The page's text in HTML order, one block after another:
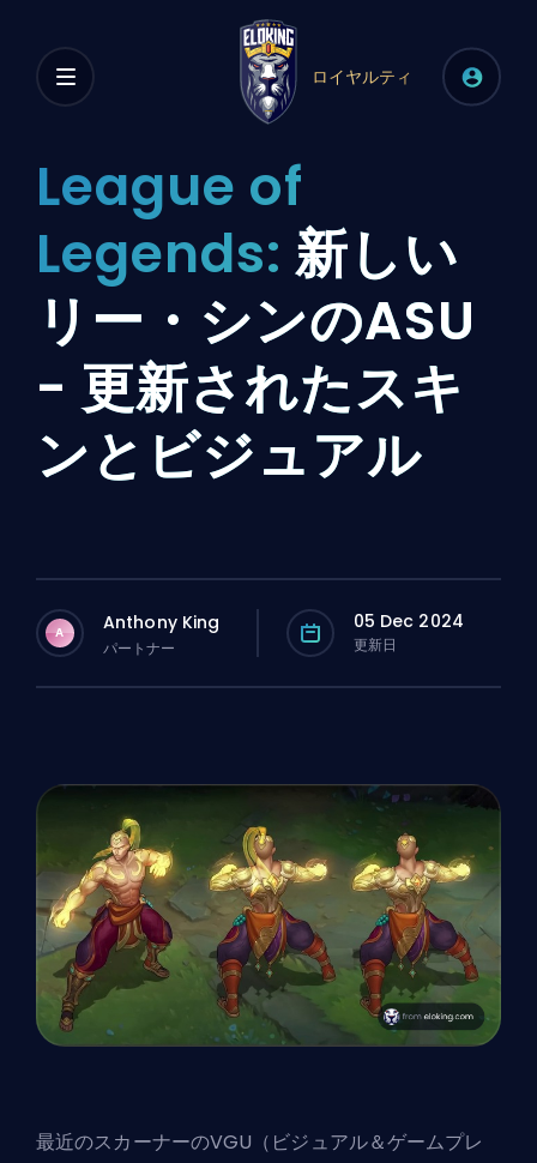
ロイヤルティ
League of
Legends: 新しい
リー・シンのASU
- 更新されたスキ
ンとビジュアル
A Anthony King
パートナー
05 Dec 2024
更新日
最近のスカーナーのVGU（ビジュアル＆ゲームプレ